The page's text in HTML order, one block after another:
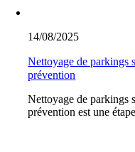
14/08/2025
Nettoyage de parkings
prévention
Nettoyage de parkings
prévention est une